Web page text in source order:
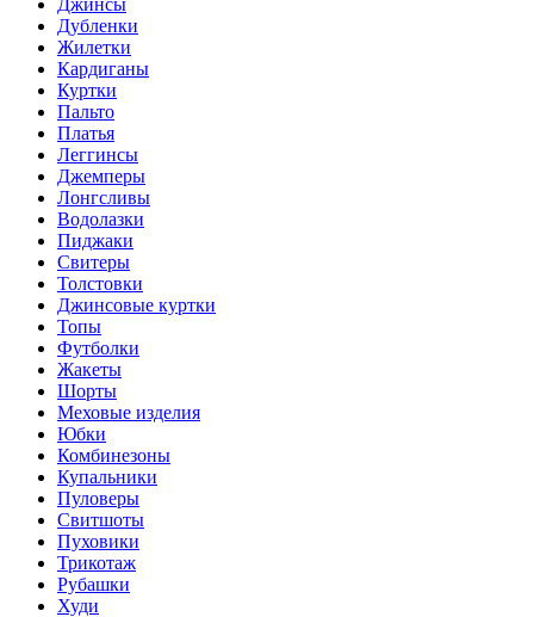
Джинсы
Дубленки
Жилетки
Кардиганы
Куртки
Пальто
Платья
Леггинсы
Джемперы
Лонгсливы
Водолазки
Пиджаки
Свитеры
Толстовки
Джинсовые куртки
Топы
Футболки
Жакеты
Шорты
Меховые изделия
Юбки
Комбинезоны
Купальники
Пуловеры
Свитшоты
Пуховики
Трикотаж
Рубашки
Худи